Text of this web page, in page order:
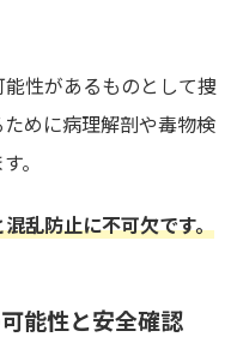
性があるものとして捜
めに病理解剖や毒物検
。
乱防止に不可欠です。
能性と安全確認